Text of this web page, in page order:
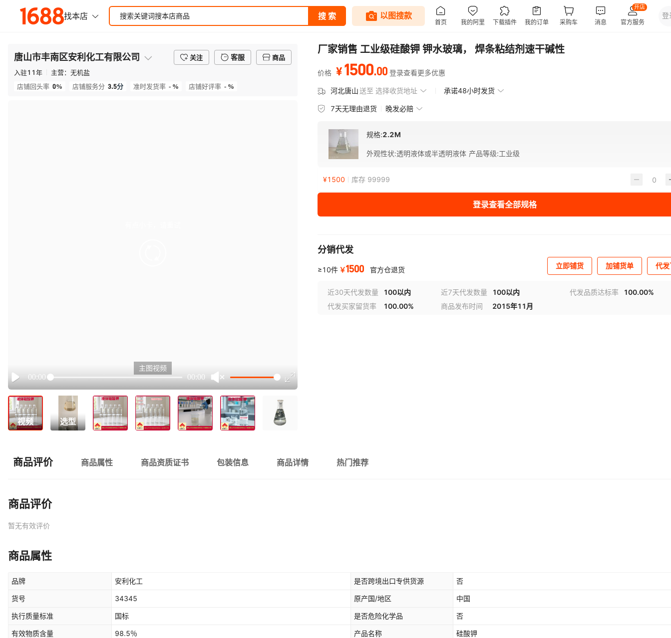
唐山市丰南区安利化工有限公司 关注 客服
商品
入驻11年 主营： 无机盐
店铺回头率 0% 店铺服务分 3.5分 准时发货率 - % 店铺好评率 - %
Play
00:00 00:00
主图视频
视频 选型
厂家销售 工业级硅酸钾 钾水玻璃， 焊条粘结剂速干碱性
价格 ¥1500.00 登录查看更多优惠
河北唐山送至 选择收货地址 承诺48小时发货
7天无理由退货 晚发必赔
规格:2.2M
外观性状:透明液体或半透明液体 产品等级:工业级
¥1500 库存 99999
登录查看全部规格
分销代发
≥10件 ￥1500 官方仓退货 立即铺货 加铺货单 代
近30天代发数量 100以内 近7天代发数量 100以内 代发品质达标率
100.00%
代发买家留货率
100.00% 商品发布时间 2015年11月
商品评价 商品属性 商品资质证书 包装信息 商品详情 热门推荐
商品评价
暂无有效评价
商品属性
品牌 安利化工 是否跨境出口专供货源 否
货号 34345 原产国/地区 中国
执行质量标准 国标 是否危险化学品 否
有效物质含量 98.5％ 产品名称 硅酸钾